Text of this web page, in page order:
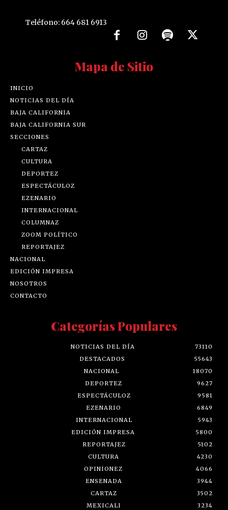
Teléfono: 664 681 6913
Mapa de Sitio
INICIO
NOTICIAS DEL DÍA
BAJA CALIFORNIA
BAJA CALIFORNIA SUR
SECCIONES
CARTAZ
CULTURA
DEPORTEZ
ESPECTÁCULOZ
EZENARIO
INTERNACIONAL
COLUMNAZ
ZOOM POLÍTICO
REPORTAJEZ
NACIONAL
EDICIÓN IMPRESA
NOSOTROS
CONTACTO
Categorías Populares
NOTICIAS DEL DÍA
73110
DESTACADOS
55643
NACIONAL
18070
DEPORTEZ
9627
ESPECTÁCULOZ
9581
EZENARIO
6849
INTERNACIONAL
5943
EDICIÓN IMPRESA
5800
REPORTAJEZ
5102
CULTURA
4230
OPINIONEZ
4066
ENSENADA
3944
CARTAZ
3502
MEXICALI
3234